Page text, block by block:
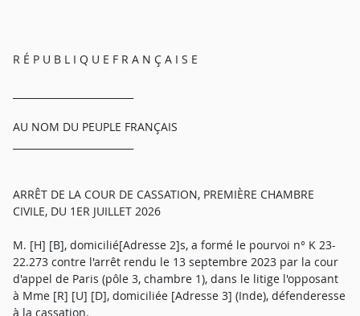
R É P U B L I Q U E F R A N Ç A I S E
AU NOM DU PEUPLE FRANÇAIS
ARRÊT DE LA COUR DE CASSATION, PREMIÈRE CHAMBRE
CIVILE, DU 1ER JUILLET 2026
M. [H] [B], domicilié[Adresse 2]s, a formé le pourvoi n° K 23-
22.273 contre l'arrêt rendu le 13 septembre 2023 par la cour
d'appel de Paris (pôle 3, chambre 1), dans le litige l'opposant
à Mme [R] [U] [D], domiciliée [Adresse 3] (Inde), défenderesse
à la cassation.